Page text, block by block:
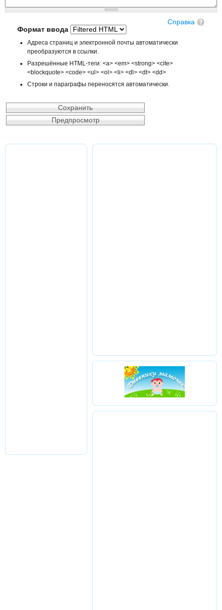
Справка
Формат ввода
Адреса страниц и электронной почты автоматически
преобразуются в ссылки.
Разрешённые HTML-теги: <a> <em> <strong> <cite>
<blockquote> <code> <ul> <ol> <li> <dl> <dt> <dd>
Строки и параграфы переносятся автоматически.